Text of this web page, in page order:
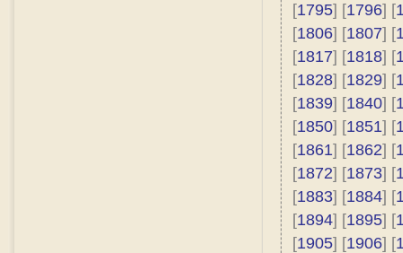
[1795] [1796] [
[1806] [1807] [
[1817] [1818] [
[1828] [1829] [
[1839] [1840] [
[1850] [1851] [
[1861] [1862] [
[1872] [1873] [
[1883] [1884] [
[1894] [1895] [
[1905] [1906] [